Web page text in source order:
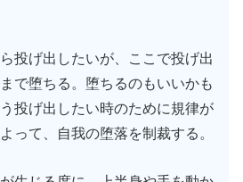
投げ出したいが、ここで投げ出
で堕ちる。堕ちるのもいいかも
投げ出したい時のために規律が
って、自我の堕落を制裁する。